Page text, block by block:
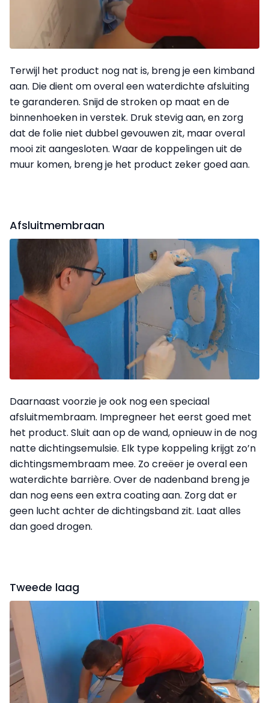
Terwijl het product nog nat is, breng je een kimband
aan. Die dient om overal een waterdichte afsluiting
te garanderen. Snijd de stroken op maat en de
binnenhoeken in verstek. Druk stevig aan, en zorg
dat de folie niet dubbel gevouwen zit, maar overal
mooi zit aangesloten. Waar de koppelingen uit de
muur komen, breng je het product zeker goed aan.
Afsluitmembraan
Daarnaast voorzie je ook nog een speciaal
afsluitmembraam. Impregneer het eerst goed met
het product. Sluit aan op de wand, opnieuw in de nog
natte dichtingsemulsie. Elk type koppeling krijgt zo’n
dichtingsmembraam mee. Zo creëer je overal een
waterdichte barrière. Over de nadenband breng je
dan nog eens een extra coating aan. Zorg dat er
geen lucht achter de dichtingsband zit. Laat alles
dan goed drogen.
Tweede laag